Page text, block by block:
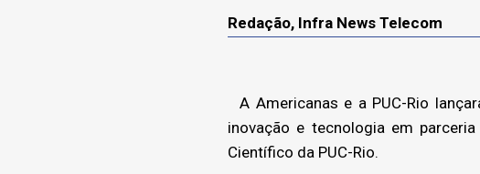
Redação, Infra News Telecom
A Americanas e a PUC-Rio
inovação e tecnologia em
Científico da PUC-Rio.